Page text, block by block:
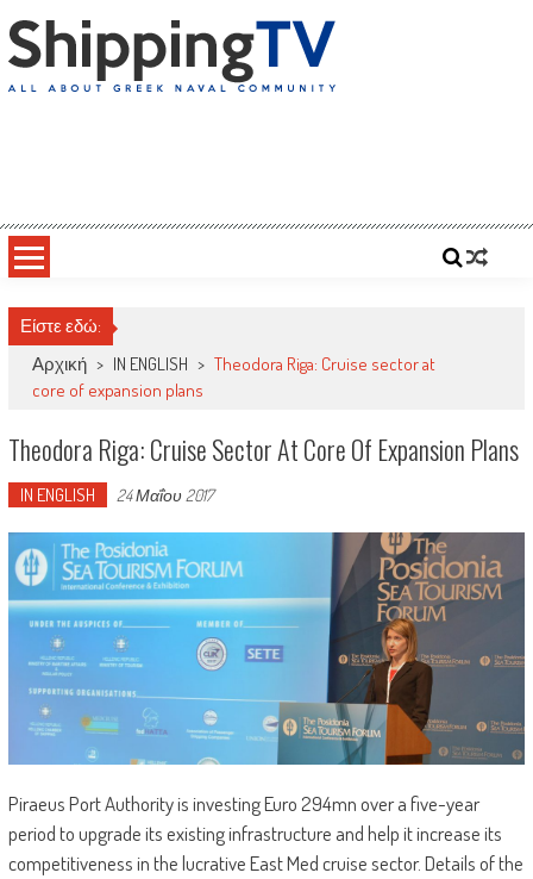
to
content
Είστε εδώ:
Αρχική > IN ENGLISH > Theodora Riga: Cruise sector at
core of expansion plans
Theodora Riga: Cruise Sector At Core Of Expansion Plans
IN ENGLISH 24 Μαΐου 2017
Piraeus Port Authority is investing Euro 294mn over a five-year
period to upgrade its existing infrastructure and help it increase its
competitiveness in the lucrative East Med cruise sector. Details of the